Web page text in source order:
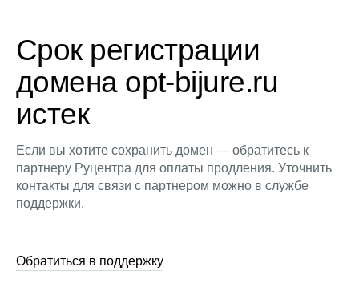
Срок регистрации
домена opt-bijure.ru
истек
Если вы хотите сохранить домен — обратитесь к
партнеру Руцентра для оплаты продления. Уточнить
контакты для связи с партнером можно в службе
поддержки.
Обратиться в поддержку